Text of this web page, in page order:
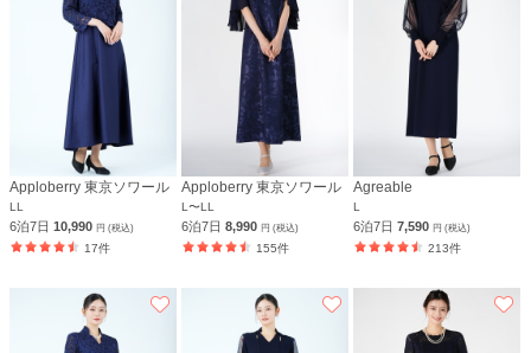
Apploberry 東京ソワール
LL
6泊7日 10,990 円 (税込)
17件
Apploberry 東京ソワール
L〜LL
6泊7日8,990円 (税込)
155件
Agreable
L
6泊7日7,590円 (税込)
213件